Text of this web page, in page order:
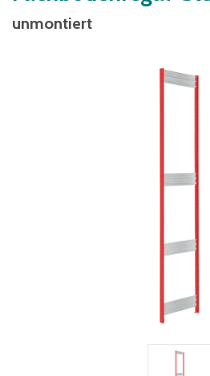
unmontiert